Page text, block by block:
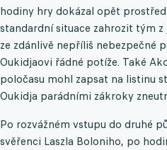
hodiny hry dokázal opět
standardní situace zahrozit tým
ze zdánlivě nepříliš nebezpečné
Oukidjaovi řádné potíže. Také
poločasu mohl zapsat na listinu
Oukidja parádními zákroky
Po rozvážném vstupu do druhé
svěřenci Laszla Boloniho, po